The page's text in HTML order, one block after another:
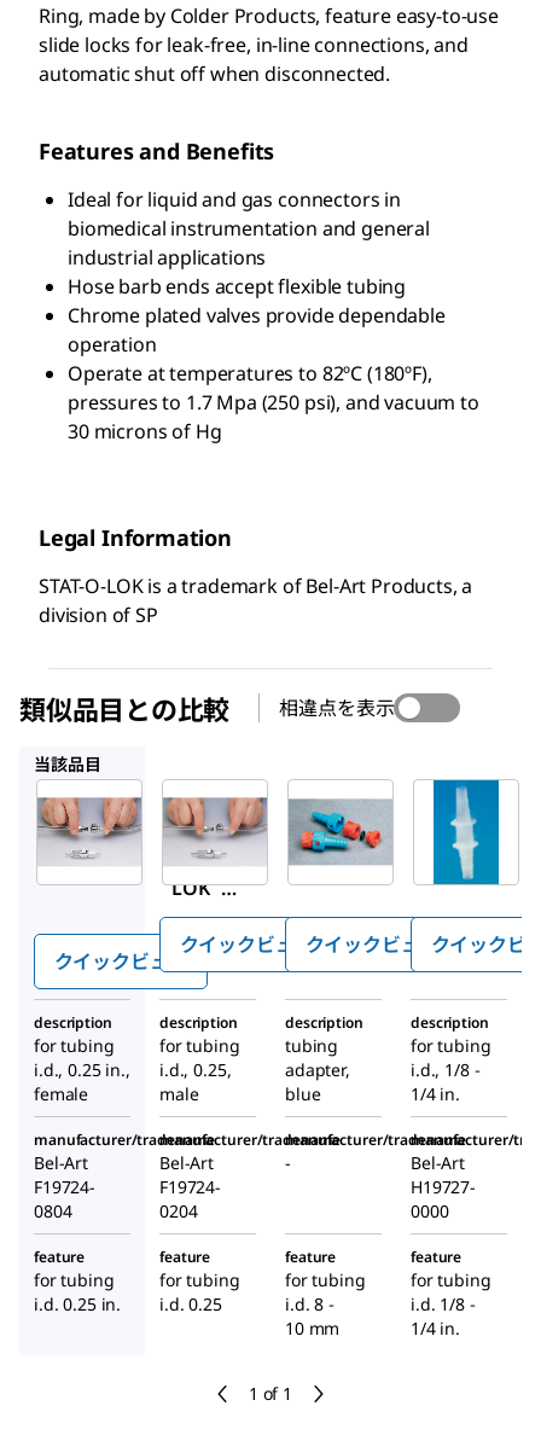
Ring, made by Colder Products, feature easy-to-use
slide locks for leak-free, in-line connections, and
automatic shut off when disconnected.
Features and Benefits
Ideal for liquid and gas connectors in
biomedical instrumentation and general
industrial applications
Hose barb ends accept flexible tubing
Chrome plated valves provide dependable
operation
Operate at temperatures to 82ºC (180ºF),
pressures to 1.7 Mpa (250 psi), and vacuum to
30 microns of Hg
Legal Information
STAT-O-LOK is a trademark of Bel-Art Products, a
division of SP
類似品目との比較 相違点を表示
1 of 1
当該品目
Aldrich
Z420077
STAT-O-
LOK™
quick-
disconn
ect
クイックビュー
Z420085
STAT-O-
LOK™
quick-
ect
クイックビュー
Z282170
Keck®
Quick-
ディス
トアダ
プター
クイックビュークイックビ
description
for tubing
i.d., 0.25 in.,
female
description
for tubing
i.d., 0.25,
male
description
tubing
adapter,
blue
description
for tubing
i.d., 1/8‑
1/4in.
manufacturer/tradename
Bel-Art
F19724-
0804
manufacturer/tradename
Bel-Art
F19724-
0204
manufacturer/tradename
-
manufacturer/
Bel-Art
H19727-
0000
feature
for tubing
i.d. 0.25 in.
feature
for tubing
i.d. 0.25
feature
for tubing
i.d. 8 ‑
10 mm
feature
for tubing
i.d. 1/8‑
1/4in.